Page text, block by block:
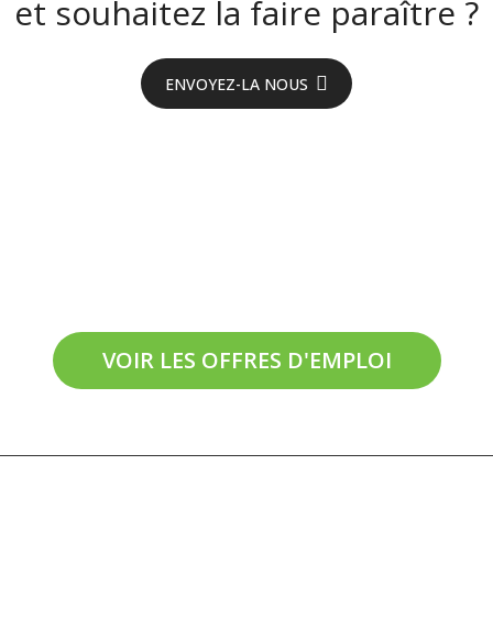
et souhaitez la faire paraître ?
ENVOYEZ-LA NOUS
VOIR LES OFFRES D'EMPLOI